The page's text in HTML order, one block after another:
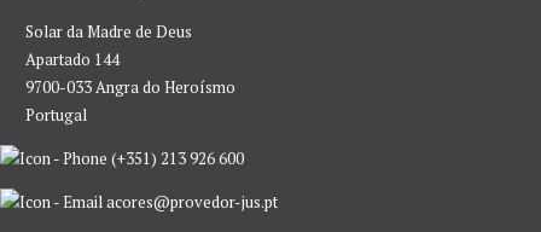
Solar da Madre de Deus
Apartado 144
9700-033 Angra do Heroísmo
Portugal
(+351) 213 926 600
acores@provedor-jus.pt